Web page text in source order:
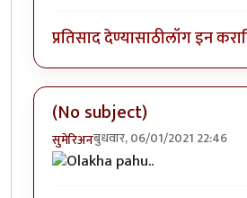
प्रतिसाद देण्यासाठीलॉग इन करा
(No subject)
सुमेरिअनबुधवार, 06/01/2021 22:46